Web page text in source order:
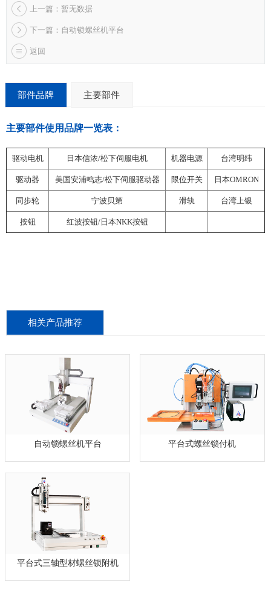
上一篇：暂无数据
下一篇：自动锁螺丝机平台
返回
部件品牌 主要部件
主要部件使用品牌一览表：
驱动电机 日本信浓/松下伺服电机 机器电源 台湾明纬
驱动器 美国安浦鸣志/松下伺服驱动器 限位开关 日本OMRON
同步轮 宁波贝第 滑轨 台湾上银
按钮 红波按钮/日本NKK按钮
相关产品推荐
自动锁螺丝机平台 平台式螺丝锁付机
平台式三轴型材螺丝锁附机